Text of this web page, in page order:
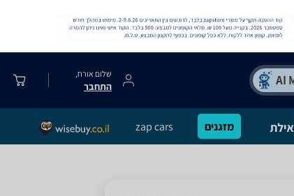
שלום אורח,
התחבר
מזגנים zap cars